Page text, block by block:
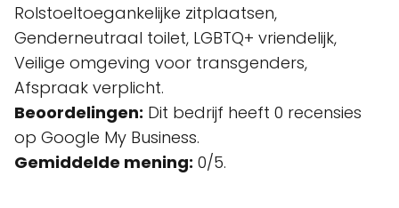
Rolstoeltoegankelijke zitplaatsen,
Genderneutraal toilet, LGBTQ+ vriendelijk,
Veilige omgeving voor transgenders,
Afspraak verplicht.
Beoordelingen: Dit bedrijf heeft 0 recensies
op Google My Business.
Gemiddelde mening: 0/5.